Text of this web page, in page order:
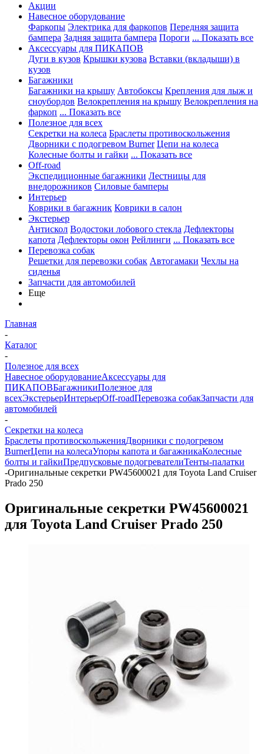
Акции
Навесное оборудование
Фаркопы Электрика для фаркопов Передняя защита
бампера Задняя защита бампера Пороги ... Показать все
Аксессуары для ПИКАПОВ
Дуги в кузов Крышки кузова Вставки (вкладыши) в
кузов
Багажники
Багажники на крышу Автобоксы Крепления для лыж и
сноубордов Велокрепления на крышу Велокрепления на
фаркоп ... Показать все
Полезное для всех
Секретки на колеса Браслеты противоскольжения
Дворники с подогревом Burner Цепи на колеса
Колесные болты и гайки ... Показать все
Off-road
Экспедиционные багажники Лестницы для
внедорожников Силовые бамперы
Интерьер
Коврики в багажник Коврики в салон
Экстерьер
Антискол Водостоки лобового стекла Дефлекторы
капота Дефлекторы окон Рейлинги ... Показать все
Перевозка собак
Решетки для перевозки собак Автогамаки Чехлы на
сиденья
Запчасти для автомобилей
Еще
Главная
-
Каталог
-
Полезное для всех
Навесное оборудованиеАксессуары для
ПИКАПОВБагажникиПолезное для
всехЭкстерьерИнтерьерOff-roadПеревозка собакЗапчасти для
автомобилей
-
Секретки на колеса
Браслеты противоскольженияДворники с подогревом
BurnerЦепи на колесаУпоры капота и багажникаКолесные
болты и гайкиПредпусковые подогревателиТенты-палатки
-Оригинальные секретки PW45600021 для Toyota Land Cruiser
Prado 250
Оригинальные секретки PW45600021
для Toyota Land Cruiser Prado 250